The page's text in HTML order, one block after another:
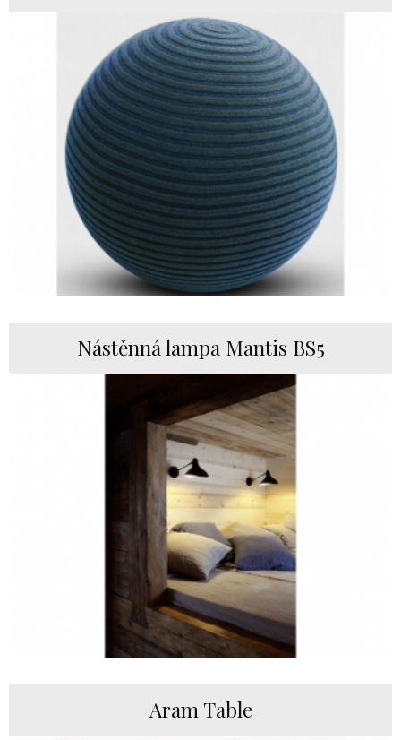
Nástěnná lampa Mantis BS5
Aram Table